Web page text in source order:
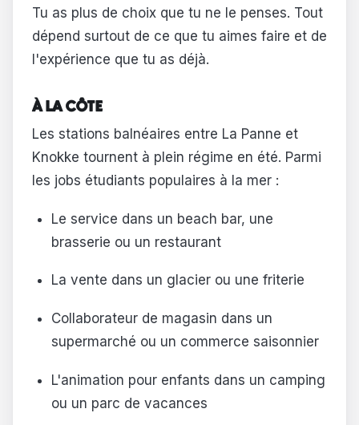
Tu as plus de choix que tu ne le penses. Tout
dépend surtout de ce que tu aimes faire et de
l'expérience que tu as déjà.
À LA CÔTE
Les stations balnéaires entre La Panne et
Knokke tournent à plein régime en été. Parmi
les jobs étudiants populaires à la mer :
Le service dans un beach bar, une
brasserie ou un restaurant
La vente dans un glacier ou une friterie
Collaborateur de magasin dans un
supermarché ou un commerce saisonnier
L'animation pour enfants dans un camping
ou un parc de vacances